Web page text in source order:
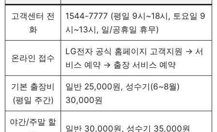
고객센터 전
화
1544-7777 (평일 9시~18시, 토요일 9
시~13시, 일/공휴일 휴무)
온라인 접수
LG전자 공식 홈페이지 고객지원 → 서
비스 예약 → 출장 서비스 예약
기본 출장비
(평일 주간)
일반 25,000원, 성수기(6~8월)
30,000원
야간/주말 할
일반 30,000원, 성수기 35,000원